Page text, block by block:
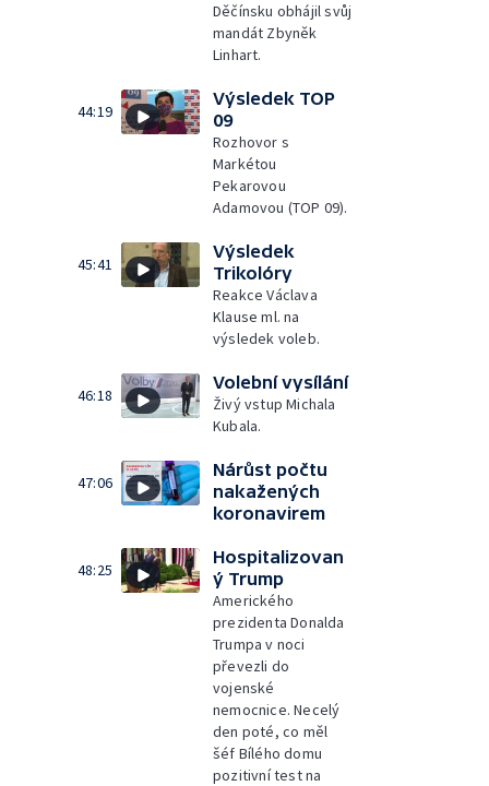
Děčínsku obhájil svůj
mandát Zbyněk
Linhart.
44:19
Výsledek TOP
09
Rozhovor s
Markétou
Pekarovou
Adamovou (TOP 09).
45:41
Výsledek
Trikolóry
Reakce Václava
Klause ml. na
výsledek voleb.
46:18
Volební vysílání
Živý vstup Michala
Kubala.
47:06
Nárůst počtu
nakažených
koronavirem
48:25
Hospitalizovan
ý Trump
Amerického
prezidenta Donalda
Trumpa v noci
převezli do
vojenské
nemocnice. Necelý
den poté, co měl
šéf Bílého domu
pozitivní test na